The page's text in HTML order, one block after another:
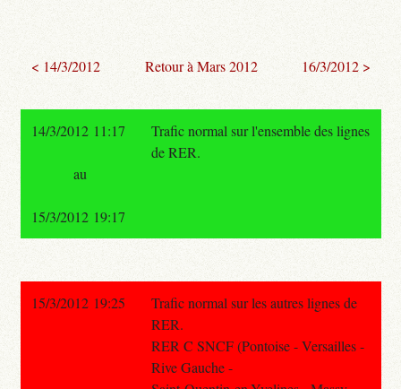
< 14/3/2012 Retour à Mars 2012 16/3/2012 >
14/3/2012 11:17
Trafic normal sur l'ensemble des lignes
de RER.
au
15/3/2012 19:17
15/3/2012 19:25
Trafic normal sur les autres lignes de
RER.
RER C SNCF (Pontoise - Versailles -
Rive Gauche -